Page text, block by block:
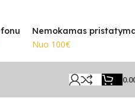
🎸
Nemokamas
Nuo 100€